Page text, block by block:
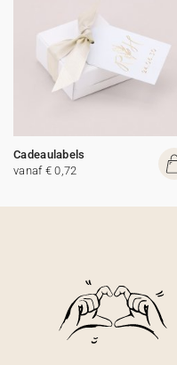
Cadeaulabels
vanaf € 0,72